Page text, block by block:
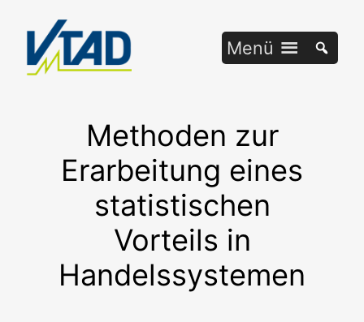
springen
Menü
Methoden zur
Erarbeitung eines
statistischen
Vorteils in
Handelssystemen